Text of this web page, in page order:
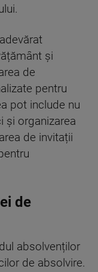
și
de
pentru
pot include nu
și organizarea
de invitații
de
absolvenților
de absolvire.